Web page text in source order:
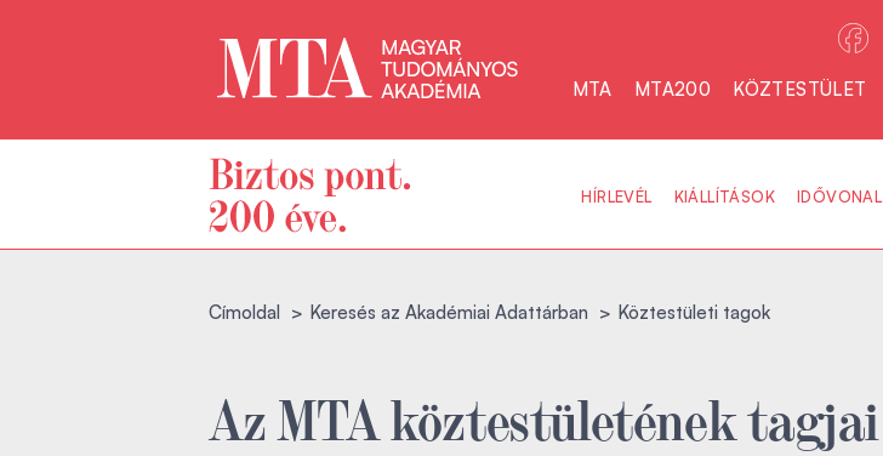
MTA MTA200 KÖZTESTÜLET
HÍRLEVÉL KIÁLLÍTÁSOK IDŐVONAL
Címoldal Keresés az Akadémiai Adattárban Köztestületi tagok
Az MTA köztestületének tagjai